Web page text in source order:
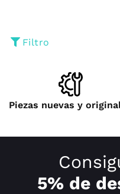
Filtro
Piezas nuevas y
5% de